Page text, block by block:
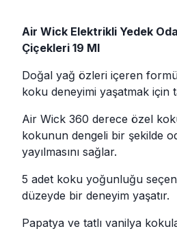
Air Wick Elektrikli Yedek
Çiçekleri 19 Ml
Doğal yağ özleri içeren
koku deneyimi yaşatmak için
Air Wick 360 derece özel
kokunun dengeli bir şekilde
yayılmasını sağlar.
5 adet koku yoğunluğu
düzeyde bir deneyim yaşatır.
Papatya ve tatlı vanilya